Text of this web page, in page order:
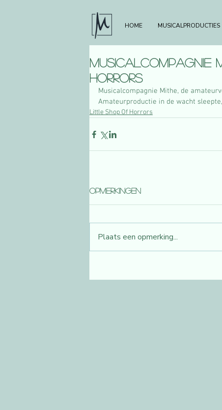
HOME MUSICALPRODUCTIES
Musicalcompagnie
Horrors
Musicalcompagnie Mithe, de
Amateurproductie in de wacht
Little Shop Of Horrors
Opmerkingen
Plaats een opmerking...